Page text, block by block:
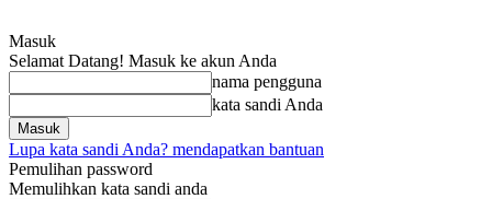
Masuk
Selamat Datang! Masuk ke akun Anda
nama pengguna
kata sandi Anda
Lupa kata sandi Anda? mendapatkan bantuan
Pemulihan password
Memulihkan kata sandi anda